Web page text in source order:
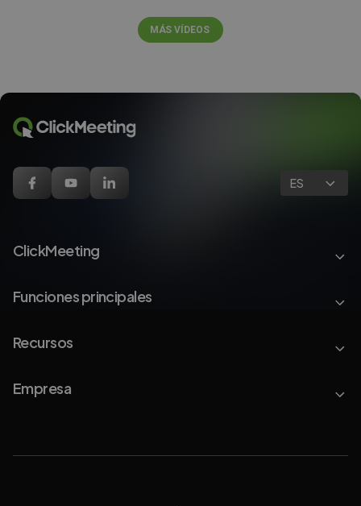
MÁS VÍDEOS
ES
ClickMeeting
Funciones principales
Recursos
Empresa